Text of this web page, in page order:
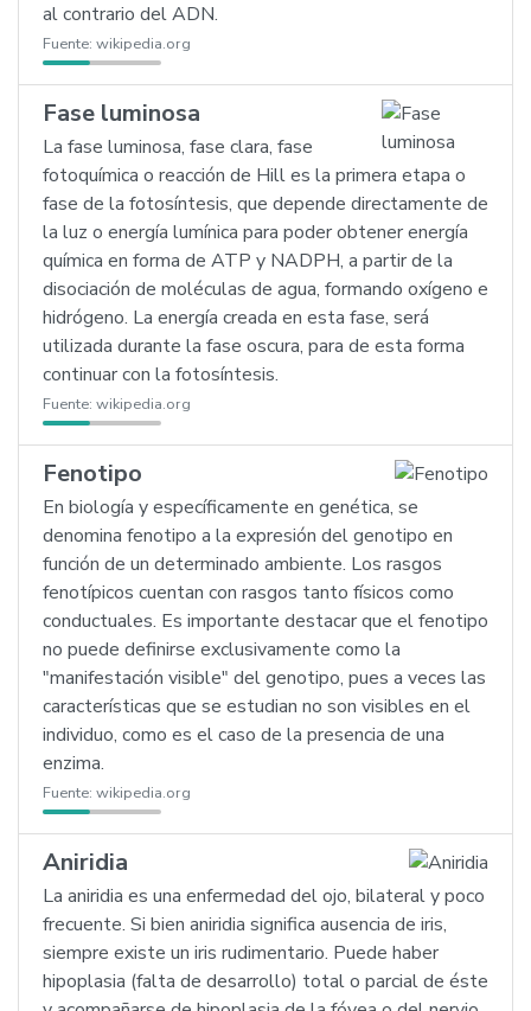
al contrario del ADN.
Fuente: wikipedia.org
Fase luminosa
La fase luminosa, fase clara, fase
fotoquímica o reacción de Hill es la primera etapa o
fase de la fotosíntesis, que depende directamente de
la luz o energía lumínica para poder obtener energía
química en forma de ATP y NADPH, a partir de la
disociación de moléculas de agua, formando oxígeno e
hidrógeno. La energía creada en esta fase, será
utilizada durante la fase oscura, para de esta forma
continuar con la fotosíntesis.
Fuente: wikipedia.org
Fenotipo
En biología y específicamente en genética, se
denomina fenotipo a la expresión del genotipo en
función de un determinado ambiente. Los rasgos
fenotípicos cuentan con rasgos tanto físicos como
conductuales. Es importante destacar que el fenotipo
no puede definirse exclusivamente como la
"manifestación visible" del genotipo, pues a veces las
características que se estudian no son visibles en el
individuo, como es el caso de la presencia de una
enzima.
Fuente: wikipedia.org
Aniridia
La aniridia es una enfermedad del ojo, bilateral y poco
frecuente. Si bien aniridia significa ausencia de iris,
siempre existe un iris rudimentario. Puede haber
hipoplasia (falta de desarrollo) total o parcial de éste